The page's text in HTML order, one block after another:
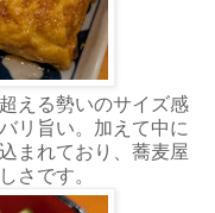
える勢いのサイズ感
リ旨い。加えて中に
まれており、蕎麦屋
さです。